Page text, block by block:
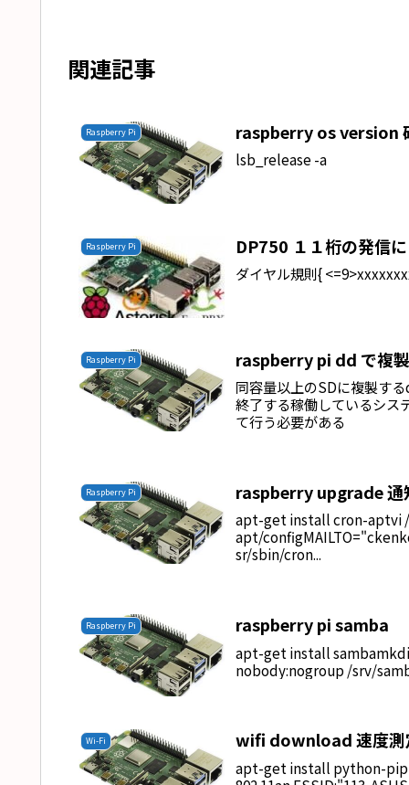
関連記事
Raspberry Pi raspberry os version
lsb_release -a
Raspberry Pi DP750 １１桁の発信
ダイヤル規則{
Raspberry Pi raspberry pi dd で複
同容量以上のSDに複製す
終了する稼働しているシス
て行う必要がある
Raspberry Pi raspberry upgrade
apt-get install cron-aptvi
apt/
sr/sbin/cron...
Raspberry Pi raspberry pi samba
apt-get install
nobody:nogroup /srv/
Wi-Fi wifi download 速度測
apt-get install python-